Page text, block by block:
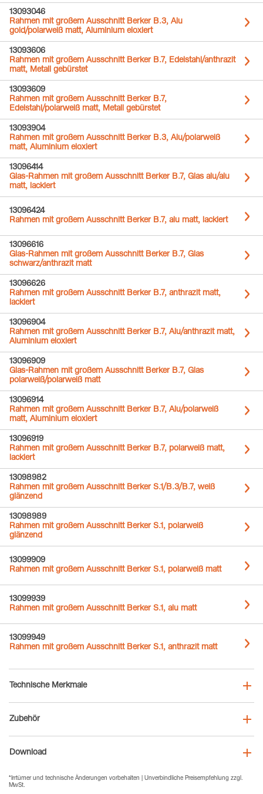
13093046
Rahmen mit großem Ausschnitt Berker B.3, Alu
gold/polarweiß matt, Aluminium eloxiert
13093606
Rahmen mit großem Ausschnitt Berker B.7, Edelstahl/anthrazit
matt, Metall gebürstet
13093609
Rahmen mit großem Ausschnitt Berker B.7,
Edelstahl/polarweiß matt, Metall gebürstet
13093904
Rahmen mit großem Ausschnitt Berker B.3, Alu/polarweiß
matt, Aluminium eloxiert
13096414
Glas-Rahmen mit großem Ausschnitt Berker B.7, Glas alu/alu
matt, lackiert
13096424
Rahmen mit großem Ausschnitt Berker B.7, alu matt, lackiert
13096616
Glas-Rahmen mit großem Ausschnitt Berker B.7, Glas
schwarz/anthrazit matt
13096626
Rahmen mit großem Ausschnitt Berker B.7, anthrazit matt,
lackiert
13096904
Rahmen mit großem Ausschnitt Berker B.7, Alu/anthrazit matt,
Aluminium eloxiert
13096909
Glas-Rahmen mit großem Ausschnitt Berker B.7, Glas
polarweiß/polarweiß matt
13096914
Rahmen mit großem Ausschnitt Berker B.7, Alu/polarweiß
matt, Aluminium eloxiert
13096919
Rahmen mit großem Ausschnitt Berker B.7, polarweiß matt,
lackiert
13098982
Rahmen mit großem Ausschnitt Berker S.1/B.3/B.7, weiß
glänzend
13098989
Rahmen mit großem Ausschnitt Berker S.1, polarweiß
glänzend
13099909
Rahmen mit großem Ausschnitt Berker S.1, polarweiß matt
13099939
Rahmen mit großem Ausschnitt Berker S.1, alu matt
13099949
Rahmen mit großem Ausschnitt Berker S.1, anthrazit matt
Technische Merkmale
Zubehör
Download
*Irrtümer und technische Änderungen vorbehalten | Unverbindliche Preisempfehlung zzgl.
MwSt.